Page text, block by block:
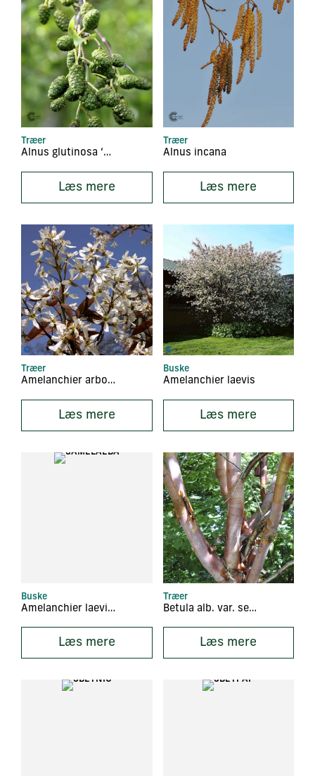
Træer
Alnus glutinosa ‘Laciniata’
Læs mere
Træer
Alnus incana
Læs mere
Træer
Amelanchier arborea ‘Robin Hill’
Læs mere
Buske
Amelanchier laevis
Læs mere
Buske
Amelanchier laevis ‘Ballerina’
Læs mere
Træer
Betula alb. var. septentrionalis
Læs mere